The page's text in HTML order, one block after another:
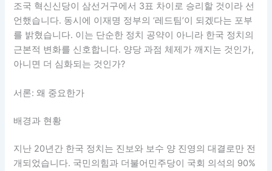
조국 혁신신당이 삼선거구에서 3표 차이로 승리할 것이라 선
언했습니다. 동시에 이재명 정부의 ‘레드팀’이 되겠다는 포부
를 밝혔습니다. 이는 단순한 정치 공약이 아니라 한국 정치의
근본적 변화를 신호합니다. 양당 과점 체제가 깨지는 것인가,
아니면 더 심화되는 것인가?
서론: 왜 중요한가
배경과 현황
지난 20년간 한국 정치는 진보와 보수 양 진영의 대결로만 전
개되었습니다. 국민의힘과 더불어민주당이 국회 의석의 90%